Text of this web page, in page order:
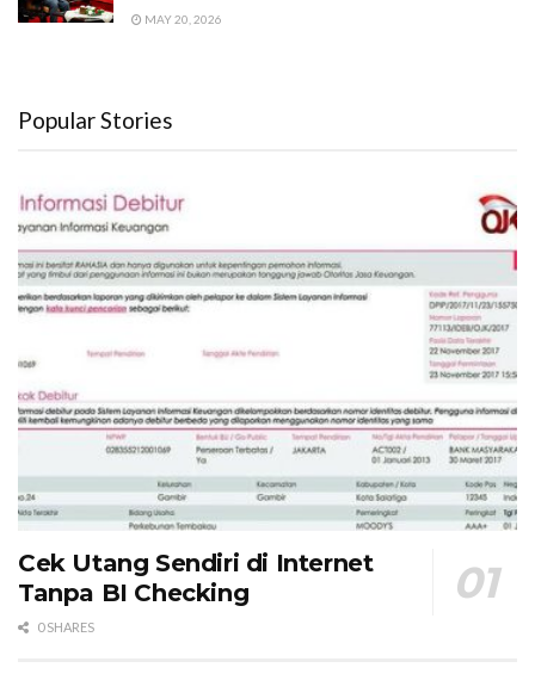
MAY 20, 2026
Popular Stories
Cek Utang Sendiri di Internet
Tanpa BI Checking
0 SHARES